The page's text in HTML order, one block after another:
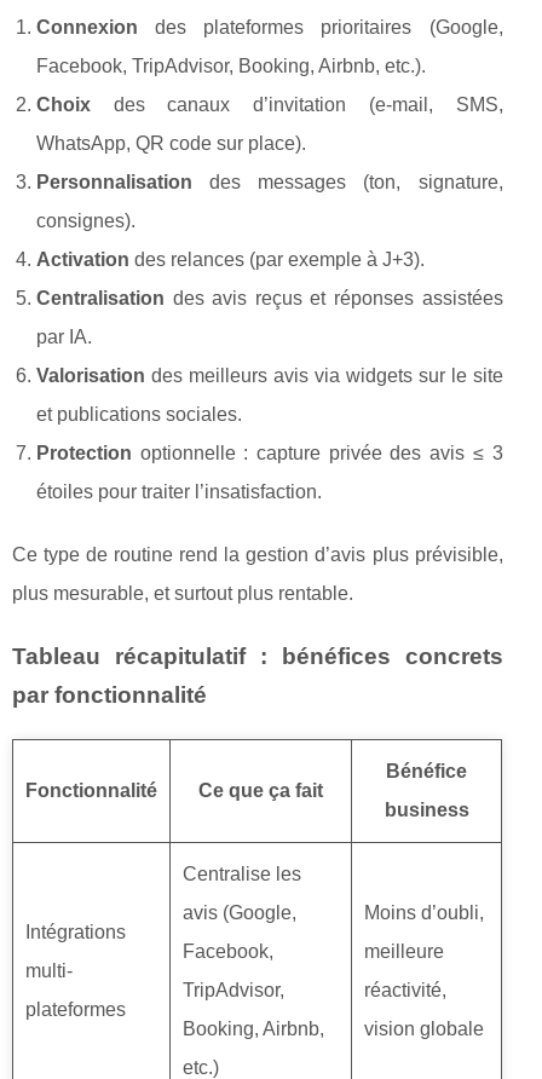
Connexion des plateformes prioritaires (Google,
Facebook, TripAdvisor, Booking, Airbnb, etc.).
Choix des canaux d’invitation (e-mail, SMS,
WhatsApp, QR code sur place).
Personnalisation des messages (ton, signature,
consignes).
Activation des relances (par exemple à J+3).
Centralisation des avis reçus et réponses assistées
par IA.
Valorisation des meilleurs avis via widgets sur le site
et publications sociales.
Protection optionnelle : capture privée des avis ≤ 3
étoiles pour traiter l’insatisfaction.
Ce type de routine rend la gestion d’avis plus prévisible,
plus mesurable, et surtout plus rentable.
Tableau récapitulatif : bénéfices concrets
par fonctionnalité
Fonctionnalité Ce que ça fait
Bénéfice
business
Intégrations
multi-
plateformes
Centralise les
avis (Google,
Facebook,
TripAdvisor,
Booking, Airbnb,
etc.)
Moins d’oubli,
meilleure
réactivité,
vision globale